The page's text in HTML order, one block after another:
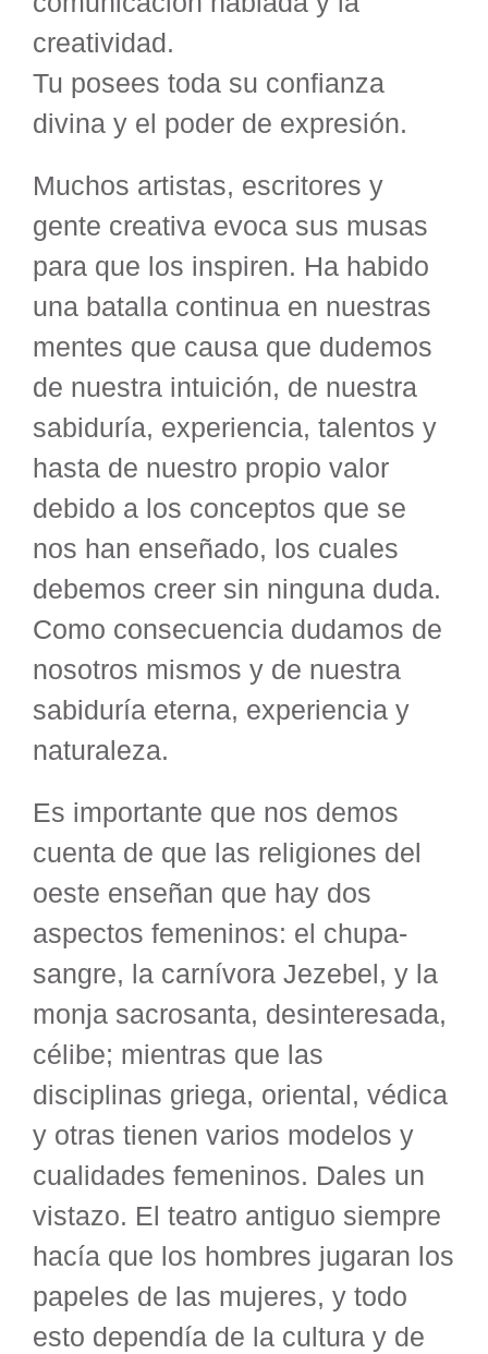
creatividad.
Tu posees toda su confianza
divina y el poder de expresión.
Muchos artistas, escritores y
gente creativa evoca sus musas
para que los inspiren. Ha habido
una batalla continua en nuestras
mentes que causa que dudemos
de nuestra intuición, de nuestra
sabiduría, experiencia, talentos y
hasta de nuestro propio valor
debido a los conceptos que se
nos han enseñado, los cuales
debemos creer sin ninguna duda.
Como consecuencia dudamos de
nosotros mismos y de nuestra
sabiduría eterna, experiencia y
naturaleza.
Es importante que nos demos
cuenta de que las religiones del
oeste enseñan que hay dos
aspectos femeninos: el chupa-
sangre, la carnívora Jezebel, y la
monja sacrosanta, desinteresada,
célibe; mientras que las
disciplinas griega, oriental, védica
y otras tienen varios modelos y
cualidades femeninos. Dales un
vistazo. El teatro antiguo siempre
hacía que los hombres jugaran los
papeles de las mujeres, y todo
esto dependía de la cultura y de